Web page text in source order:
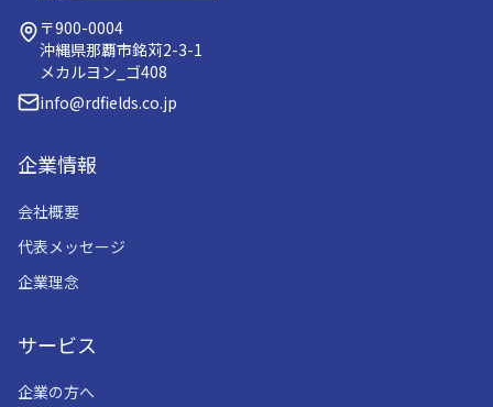
〒900-0004
沖縄県那覇市銘苅2-3-1
メカルヨン_ゴ408
info@rdfields.co.jp
企業情報
会社概要
代表メッセージ
企業理念
サービス
企業の方へ